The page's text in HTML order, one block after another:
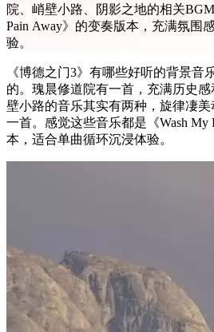
院、峭壁小路、阴影之地的相关
Pain Away》的变奏版本，充满氛围
验。
《博德之门3》有哪些好听的背景音
的。瑰晨修道院有一首，充满历史
壁小路的音乐其实有两种，旋律凄
一首。感觉这些音乐都是《Wash My
本，适合单曲循环沉浸体验。